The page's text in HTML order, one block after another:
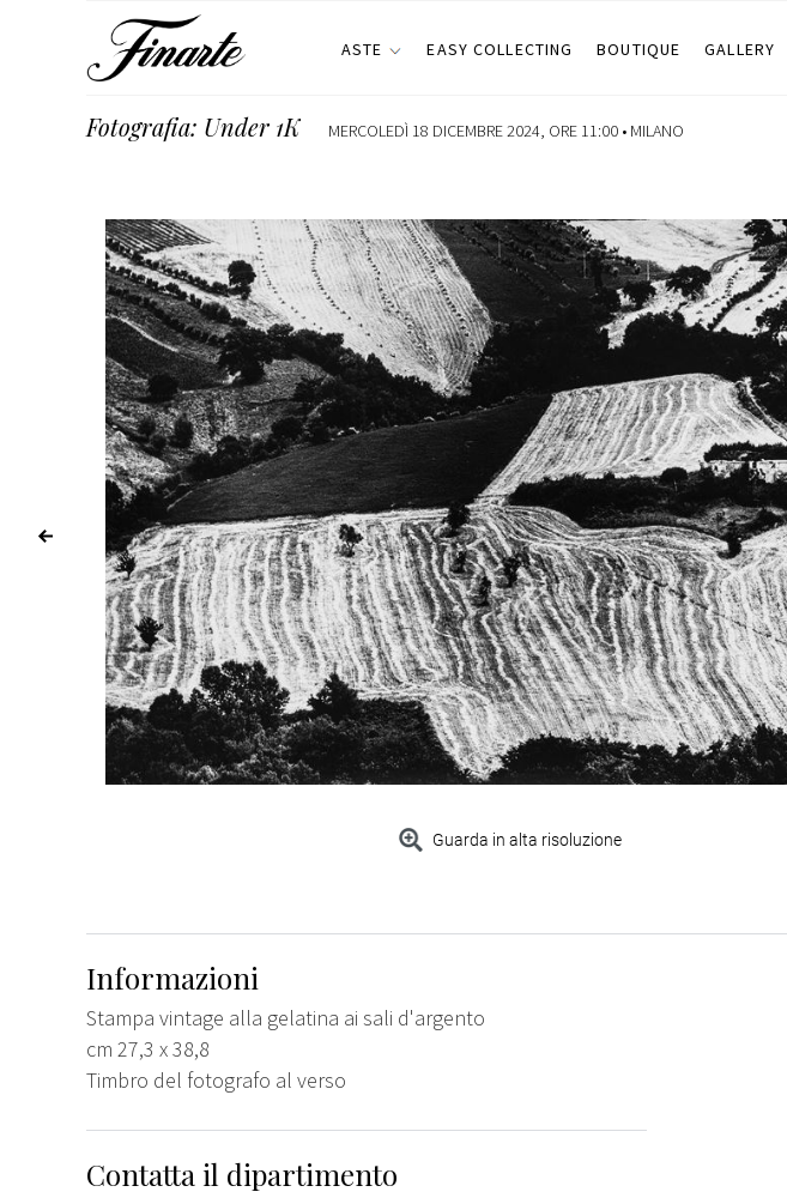
ASTE EASY COLLECTING BOUTIQUE GALLERY
Fotografia: Under 1K MERCOLEDÌ 18 DICEMBRE 2024, ORE 11:00 • MILANO
Guarda in alta risoluzione
Informazioni
Stampa vintage alla gelatina ai sali d'argento
cm 27,3 x 38,8
Timbro del fotografo al verso
Contatta il dipartimento